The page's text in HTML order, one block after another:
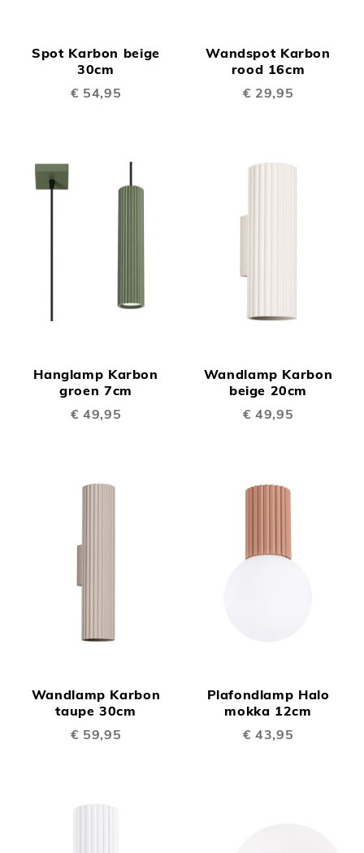
Spot Karbon beige
30cm
€ 54,95
Wandspot Karbon
rood 16cm
€ 29,95
Hanglamp Karbon
groen 7cm
€ 49,95
Wandlamp Karbon
beige 20cm
€ 49,95
Wandlamp Karbon
taupe 30cm
€ 59,95
Plafondlamp Halo
mokka 12cm
€ 43,95